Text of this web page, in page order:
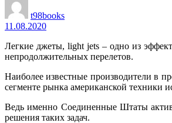
t98books
11.08.2020
Легкие джеты, light jets – одно из
непродолжительных перелетов.
Наиболее известные производители в
сегменте рынка американской техники
Ведь именно Соединенные Штаты
решения таких задач.